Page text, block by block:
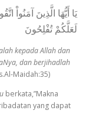
يَا أَيُّهَا الَّذِينَ آمَنُواْ
لَعَلَّكُمْ تُفْلِحُونَ
kepada Allah dan
dan berjihadlah
Maidah:35)
berkata,”Makna
yang dapat